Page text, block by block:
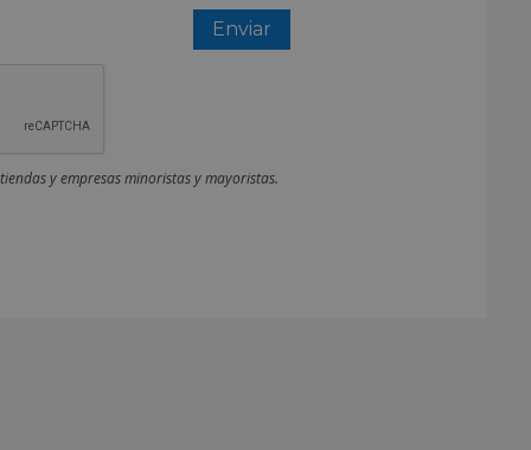
y empresas minoristas y mayoristas.